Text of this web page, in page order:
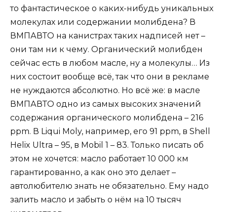
то фантастическое о каких-нибудь уникальных
молекулах или содержании молибдена? В
ВМПАВТО на канистрах таких надписей нет –
они там ни к чему. Органический молибден
сейчас есть в любом масле, ну а молекулы… Из
них состоит вообще всё, так что они в рекламе
не нуждаются абсолютно. Но всё же: в масле
ВМПАВТО одно из самых высоких значений
содержания органического молибдена – 216
ppm. В Liqui Moly, например, его 91 ppm, в Shell
Helix Ultra – 95, в Mobil 1 – 83. Только писать об
этом не хочется: масло работает 10 000 км
гарантированно, а как оно это делает –
автолюбителю знать не обязательно. Ему надо
залить масло и забыть о нём на 10 тысяч